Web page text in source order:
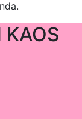
KAOS